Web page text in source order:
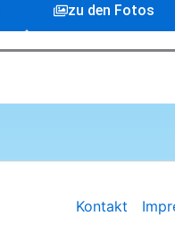
zu den Fotos
Kontakt